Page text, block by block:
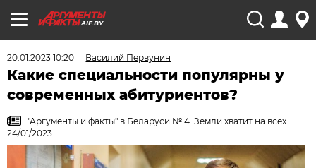
AIF.BY
20.01.2023 10:20 Василий Первунин
Какие специальности популярны у
современных абитуриентов?
"Аргументы и факты" в Беларуси № 4. Земли хватит на всех
24/01/2023